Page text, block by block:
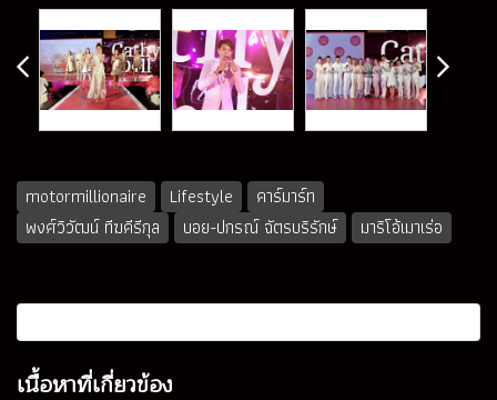
motormillionaire Lifestyle
คาร์มาร์ท
พงศ์วิวัฒน์ ทีฆคีรีกุล
บอย-ปกรณ์ ฉัตรบริรักษ์ มาริโอ้เมาเร่อ
เนื้อหาที่เกี่ยวข้อง